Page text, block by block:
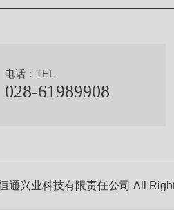
电话：TEL
028-61989908
通兴业科技有限责任公司 All